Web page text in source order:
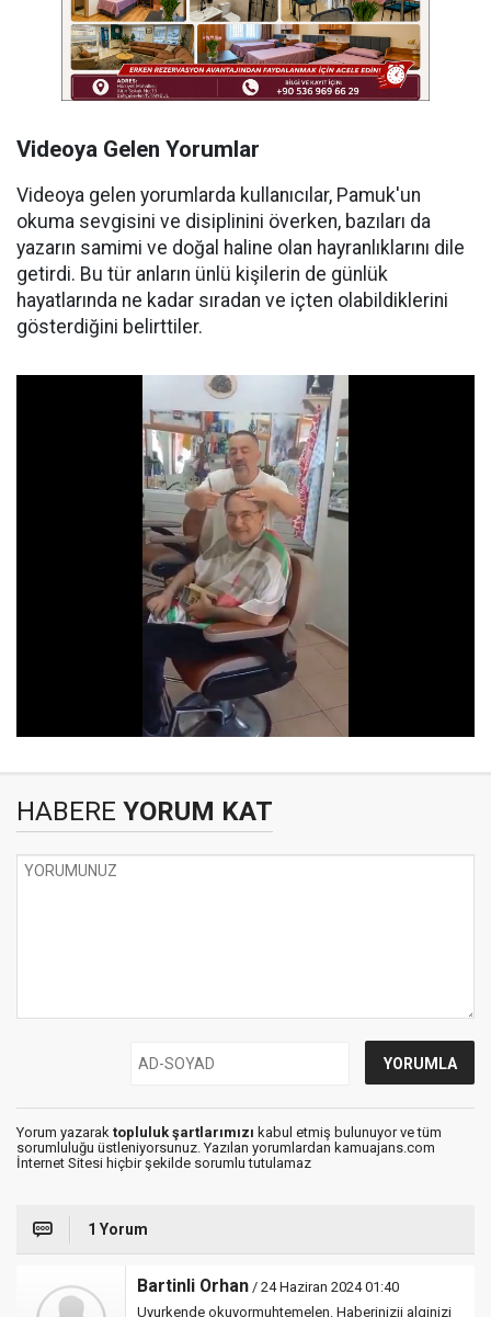
Videoya Gelen Yorumlar
Videoya gelen yorumlarda kullanıcılar, Pamuk'un
okuma sevgisini ve disiplinini överken, bazıları da
yazarın samimi ve doğal haline olan hayranlıklarını dile
getirdi. Bu tür anların ünlü kişilerin de günlük
hayatlarında ne kadar sıradan ve içten olabildiklerini
gösterdiğini belirttiler.
HABERE YORUM KAT
Yorum yazarak topluluk şartlarımızı kabul etmiş bulunuyor ve tüm
sorumluluğu üstleniyorsunuz. Yazılan yorumlardan kamuajans.com
İnternet Sitesi hiçbir şekilde sorumlu tutulamaz
1 Yorum
Bartinli Orhan / 24 Haziran 2024 01:40
Uyurkende okuyormuhtemelen. Haberinizii alginizi